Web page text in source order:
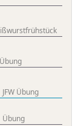
Übung
JFW Übung
Übung